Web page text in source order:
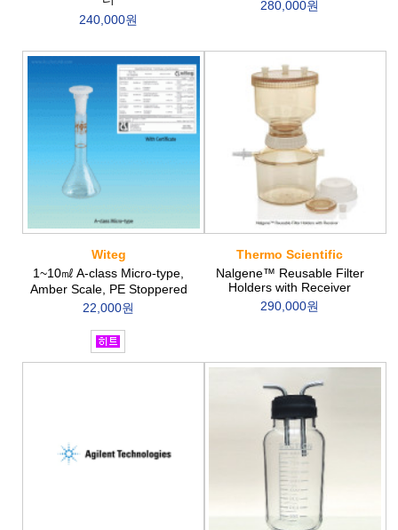
240,000원
280,000원
Witeg
1~10㎖ A-class Micro-type,
Amber Scale, PE Stoppered
22,000원
Thermo Scientific
Nalgene™ Reusable Filter
Holders with Receiver
290,000원